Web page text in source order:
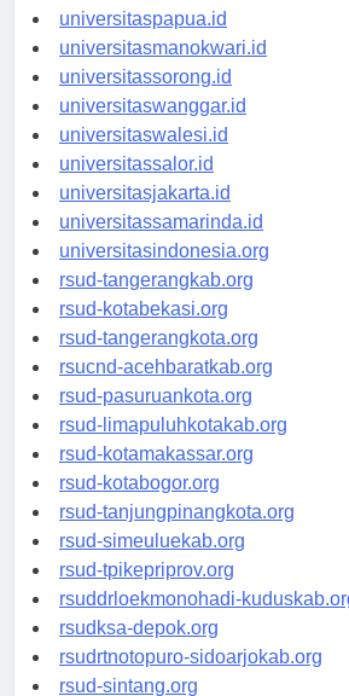
universitasjayapura.id
universitaspapua.id
universitasmanokwari.id
universitassorong.id
universitaswanggar.id
universitaswalesi.id
universitassalor.id
universitasjakarta.id
universitassamarinda.id
universitasindonesia.org
rsud-tangerangkab.org
rsud-kotabekasi.org
rsud-tangerangkota.org
rsucnd-acehbaratkab.org
rsud-pasuruankota.org
rsud-limapuluhkotakab.org
rsud-kotamakassar.org
rsud-kotabogor.org
rsud-tanjungpinangkota.org
rsud-simeuluekab.org
rsud-tpikepriprov.org
rsuddrloekmonohadi-kuduskab.org
rsudksa-depok.org
rsudrtnotopuro-sidoarjokab.org